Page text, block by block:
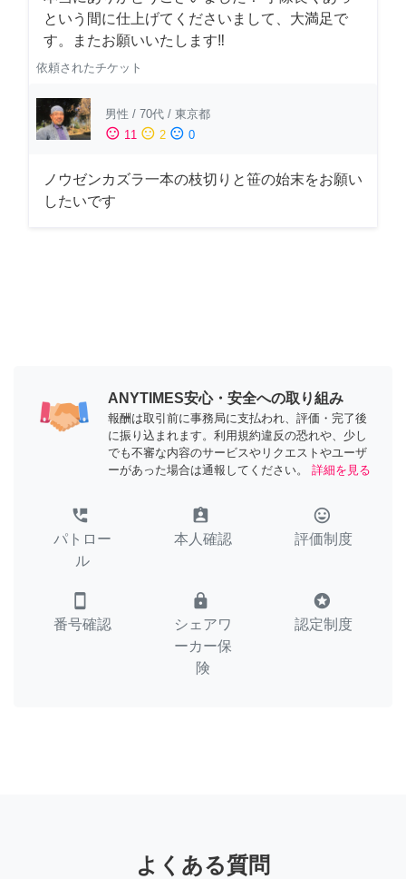
という間に仕上げてくださいまして、大満足で
す。またお願いいたします‼️
依頼されたチケット
男性 / 70代 / 東京都
sentiment_satisfied 11 sentiment_neutral 2 sentiment_dissatisfied 0
ノウゼンカズラ一本の枝切りと笹の始末をお願い
したいです
ANYTIMES安心・安全への取り組み
報酬は取引前に事務局に支払われ、評価・完了後
に振り込まれます。利用規約違反の恐れや、少し
でも不審な内容のサービスやリクエストやユーザ
ーがあった場合は通報してください。
詳細を見る
perm_phone_msg
パトロー
ル
assignment_ind
本人確認
tag_faces
評価制度
smartphone
番号確認
lock
シェアワ
ーカー保
険
stars
認定制度
よくある質問